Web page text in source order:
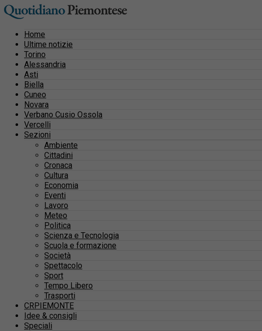
Home
Ultime notizie
Torino
Alessandria
Asti
Biella
Cuneo
Novara
Verbano Cusio Ossola
Vercelli
Sezioni
Ambiente
Cittadini
Cronaca
Cultura
Economia
Eventi
Lavoro
Meteo
Politica
Scienza e Tecnologia
Scuola e formazione
Società
Spettacolo
Sport
Tempo Libero
Trasporti
CRPIEMONTE
Idee & consigli
Speciali